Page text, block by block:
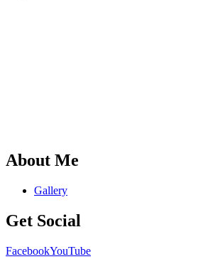
About Me
Gallery
Get Social
FacebookYouTube